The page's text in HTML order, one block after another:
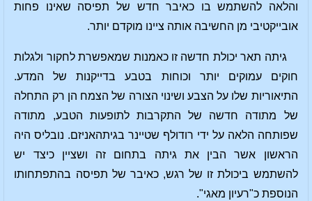
והלאה להשתמש בו כאיבר חדש של תפיסה שאינו פחות
אובייקטיבי מן החשיבה אותה ציינו מוקדם יותר.
גיתה תאר יכולת חדשה זו כאמנות שמאפשרת לחקור ולגלות
חוקים עמוקים יותר וכוחות בטבע בדייקנות של המדע.
התיאוריות שלו על הצבע ושינוי הצורה של הצמח הן רק התחלה
של מתודה חדשה של התקרבות לתופעות הטבע, מתודה
שפותחה הלאה על ידי רודולף שטיינר בגיתהאניזם. נובליס היה
הראשון אשר הבין את גיתה בתחום זה ושציין כיצד יש
להשתמש ביכולת זו של רגש, כאיבר של תפיסה בהתפתחותו
הנוספת כ"רעיון מאגי".